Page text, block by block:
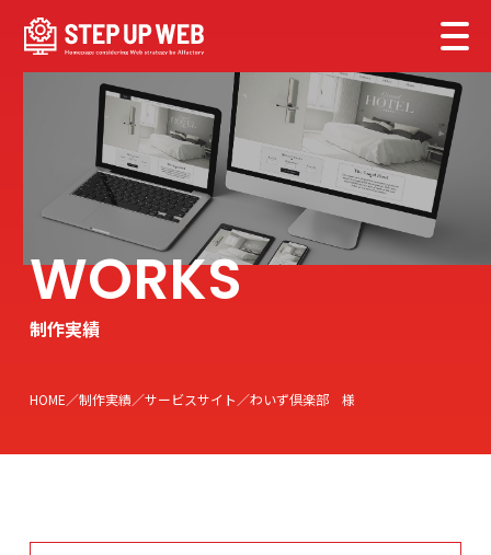
制作実績
HOME 制作実績 サービスサイト わいず倶楽部 様